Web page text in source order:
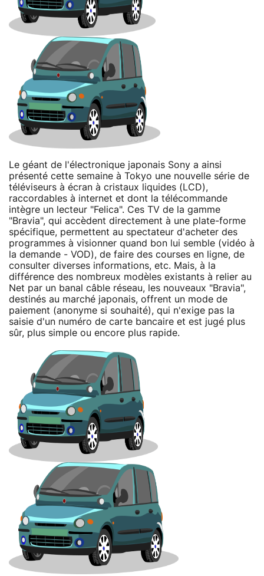
Le géant de l'électronique japonais Sony a ainsi
présenté cette semaine à Tokyo une nouvelle série de
téléviseurs à écran à cristaux liquides (LCD),
raccordables à internet et dont la télécommande
intègre un lecteur "Felica". Ces TV de la gamme
"Bravia", qui accèdent directement à une plate-forme
spécifique, permettent au spectateur d'acheter des
programmes à visionner quand bon lui semble (vidéo à
la demande - VOD), de faire des courses en ligne, de
consulter diverses informations, etc. Mais, à la
différence des nombreux modèles existants à relier au
Net par un banal câble réseau, les nouveaux "Bravia",
destinés au marché japonais, offrent un mode de
paiement (anonyme si souhaité), qui n'exige pas la
saisie d'un numéro de carte bancaire et est jugé plus
sûr, plus simple ou encore plus rapide.